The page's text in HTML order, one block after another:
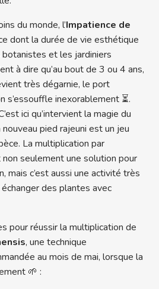
du monde, l’Impatience de
dont la durée de vie esthétique
botanistes et les jardiniers
à dire qu’au bout de 3 ou 4 ans,
très dégarnie, le port
s’essouffle inexorablement ⏳.
ici qu’intervient la magie du
pied rajeuni est un jeu
La multiplication par
seulement une solution pour
mais c’est aussi une activité très
des plantes avec
pour réussir la multiplication de
, une technique
au mois de mai, lorsque la
🌱 :